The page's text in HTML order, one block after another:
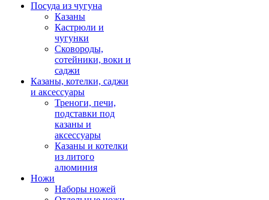
Посуда из чугуна
Казаны
Кастрюли и
чугунки
Сковороды,
сотейники, воки и
саджи
Казаны, котелки, саджи
и аксессуары
Треноги, печи,
подставки под
казаны и
аксессуары
Казаны и котелки
из литого
алюминия
Ножи
Наборы ножей